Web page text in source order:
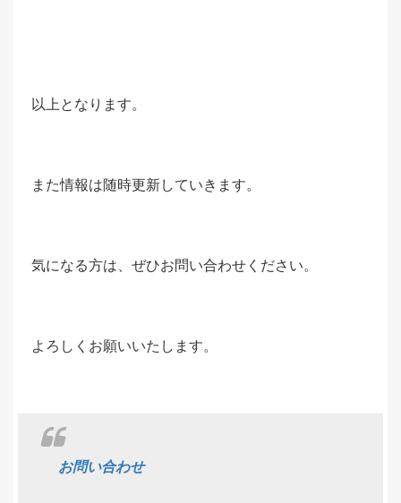
以上となります。
また情報は随時更新していきます。
気になる方は、ぜひお問い合わせください。
よろしくお願いいたします。
お問い合わせ